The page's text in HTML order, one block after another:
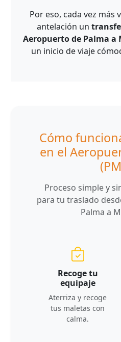
Por eso, cada vez más
antelación un
Aeropuerto de Palma a
un inicio de viaje
Cómo
en el
Proceso simple y
para tu traslado
Palma a
Recoge tu
equipaje
Aterriza y recoge
tus maletas con
calma.